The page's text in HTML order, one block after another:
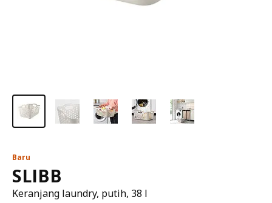
Baru
SLIBB
Keranjang laundry, putih, 38 l